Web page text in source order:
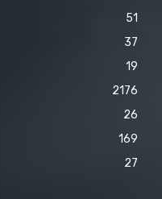
51
37
19
2176
26
169
27